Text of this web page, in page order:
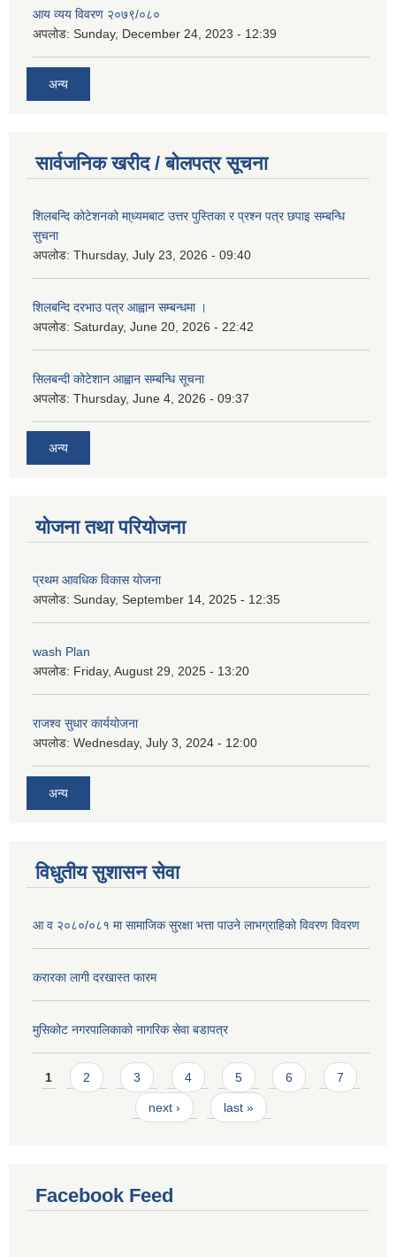
आय व्यय विवरण २०७९/०८०
अपलोड: Sunday, December 24, 2023 - 12:39
अन्य
सार्वजनिक खरीद / बोलपत्र सूचना
शिलबन्दि कोटेशनको मा्ध्यमबाट उत्तर पुस्तिका र प्रश्न पत्र छपाइ सम्बन्धि
सुचना
अपलोड: Thursday, July 23, 2026 - 09:40
शिलबन्दि दरभाउ पत्र आह्वान सम्बन्धमा ।
अपलोड: Saturday, June 20, 2026 - 22:42
सिलबन्दी कोटेशान आह्वान सम्बन्धि सूचना
अपलोड: Thursday, June 4, 2026 - 09:37
अन्य
योजना तथा परियोजना
प्रथम आवधिक विकास योजना
अपलोड: Sunday, September 14, 2025 - 12:35
wash Plan
अपलोड: Friday, August 29, 2025 - 13:20
राजश्व सुधार कार्ययोजना
अपलोड: Wednesday, July 3, 2024 - 12:00
अन्य
विधुतीय सुशासन सेवा
आ व २०८०/०८१ मा सामाजिक सुरक्षा भत्ता पाउने लाभग्राहिको विवरण विवरण
करारका लागी दरखास्त फारम
मुसिकोट नगरपालिकाको नागरिक सेवा बडापत्र
Pages
1 2 3 4 5 6 7
next › last »
Facebook Feed